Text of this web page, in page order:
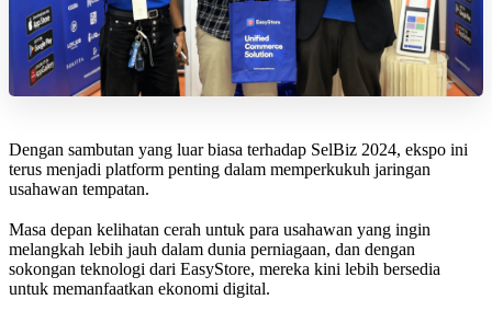
Dengan sambutan yang luar biasa terhadap SelBiz 2024, ekspo ini
terus menjadi platform penting dalam memperkukuh jaringan
usahawan tempatan.
Masa depan kelihatan cerah untuk para usahawan yang ingin
melangkah lebih jauh dalam dunia perniagaan, dan dengan
sokongan teknologi dari EasyStore, mereka kini lebih bersedia
untuk memanfaatkan ekonomi digital.